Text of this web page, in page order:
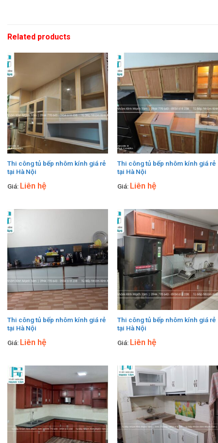
Related products
Thi công tủ bếp nhôm kính giá rẻ
tại Hà Nội
Giá: Liên hệ
Thi công tủ bếp nhôm kính giá rẻ
tại Hà Nội
Giá: Liên hệ
Thi công tủ bếp nhôm kính giá rẻ
tại Hà Nội
Giá: Liên hệ
Thi công tủ bếp nhôm kính giá rẻ
tại Hà Nội
Giá: Liên hệ